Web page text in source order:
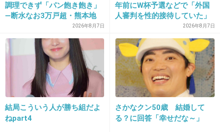
25. 匿名2013/03/06(水) 21:29:17
いつも思うけどその執念と情熱をもっと別のところで使え
と思う
女性がはいていたパンストを言葉巧みに脱
がし、受け取った男を詐欺容疑で逮捕
girlschannel.net
女性がはいていたパンストを言葉巧みに脱がし、受け取った男を詐欺容疑
で逮捕 わかやま新報 &raquo; Blog Archive &raquo; パンストください男逮捕
若い女性からパンティーストッキングをだまし取ったとして県警生活安全
課などは16日、 岩出市吉田の会社...
調理できず「パン飽き飽き」
―断水なお3万戸超・熊本地
2026年8月7日
年前にW杯予選などで「外国
人審判を性的接待していた」
疑惑のスキャンダルが発覚！
7試合20人が対象で日本人審
判が含まれていたとの指摘
も…
2026年8月7日
結局こういう人が勝ち組だよ
ねpart4
さかなクン50歳 結婚して
る？に回答「幸せだな～」